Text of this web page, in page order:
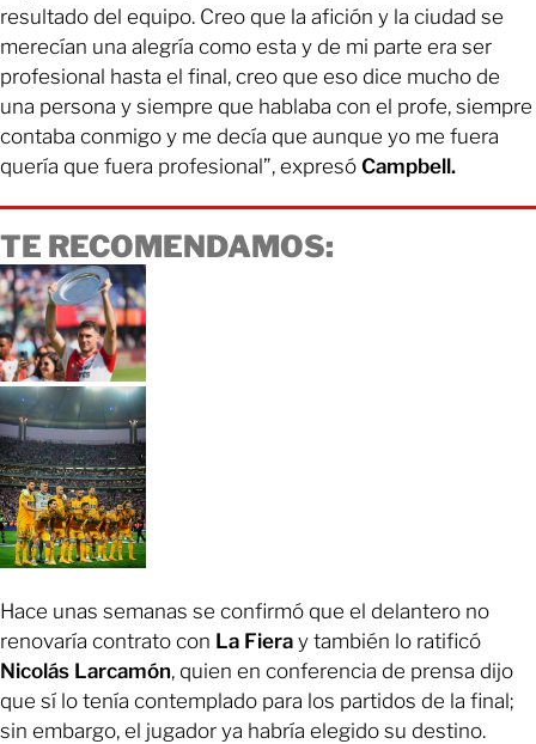
resultado del equipo. Creo que la afición y la ciudad se
merecían una alegría como esta y de mi parte era ser
profesional hasta el final, creo que eso dice mucho de
una persona y siempre que hablaba con el profe, siempre
contaba conmigo y me decía que aunque yo me fuera
quería que fuera profesional”, expresó Campbell.
TE RECOMENDAMOS:
Hace unas semanas se confirmó que el delantero no
renovaría contrato con La Fiera y también lo ratificó
Nicolás Larcamón, quien en conferencia de prensa dijo
que sí lo tenía contemplado para los partidos de la final;
sin embargo, el jugador ya habría elegido su destino.